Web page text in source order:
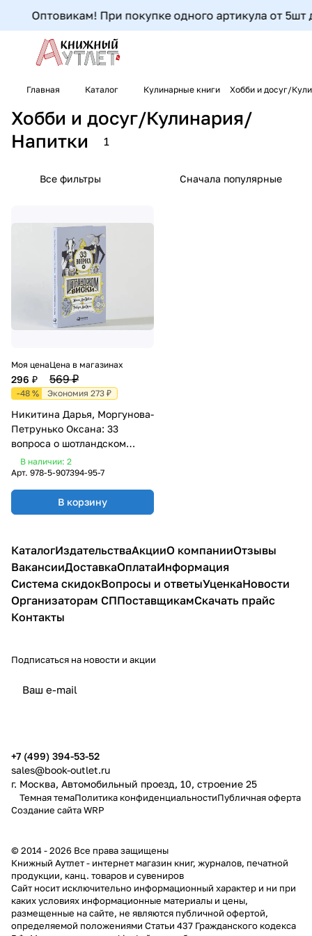
Оптовикам! При покупке одного артикула от 5шт
Главная Каталог Кулинарные книги Хобби и досуг/
Хобби и досуг/Кулинария/
Напитки
1
Все фильтры Сначала популярные
Моя цена
296 ₽
Цена в магазинах
569 ₽
-48 % Экономия 273 ₽
Никитина Дарья, Моргунова-
Петрунько Оксана: 33
вопроса о шотландском
виски
В наличии: 2
Арт. 978-5-907394-95-7
В корзину
КаталогИздательстваАкцииО компанииОтзывы
ВакансииДоставкаОплатаИнформация
Система скидокВопросы и ответыУценкаНовости
Организаторам СППоставщикамСкачать прайс
Контакты
Подписаться на новости и акции
+7 (499) 394-53-52
sales@book-outlet.ru
г. Москва, Автомобильный проезд, 10, строение 25
Темная темаПолитика конфиденциальностиПубличная оферта
Создание сайтаWRP
© 2014 - 2026 Все права защищены
Книжный Аутлет - интернет магазин книг, журналов, печатной
продукции, канц. товаров и сувениров
Cайт носит исключительно информационный характер и ни при
каких условиях информационные материалы и цены,
размещенные на сайте, не являются публичной офертой,
определяемой положениями Статьи 437 Гражданского кодекса